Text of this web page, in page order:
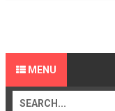
MENU